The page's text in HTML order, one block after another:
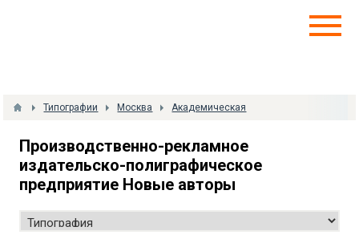
Типографии Москва Академическая
Производственно-рекламное
издательско-полиграфическое
предприятие Новые авторы